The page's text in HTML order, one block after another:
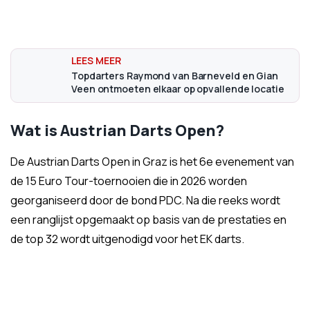
Topdarters Raymond van Barneveld en Gian
Veen ontmoeten elkaar op opvallende locatie
Wat is Austrian Darts Open?
De Austrian Darts Open in Graz is het 6e evenement van
de 15 Euro Tour-toernooien die in 2026 worden
georganiseerd door de bond PDC. Na die reeks wordt
een ranglijst opgemaakt op basis van de prestaties en
de top 32 wordt uitgenodigd voor het EK darts.